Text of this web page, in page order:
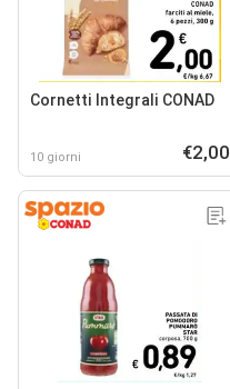
Cornetti Integrali CONAD
10 giorni €2,00